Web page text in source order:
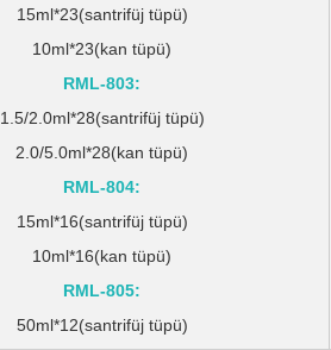
15ml*23(santrifüj tüpü)
10ml*23(kan tüpü)
RML-803:
1.5/2.0ml*28(santrifüj tüpü)
2.0/5.0ml*28(kan tüpü)
RML-804:
15ml*16(santrifüj tüpü)
10ml*16(kan tüpü)
RML-805:
50ml*12(santrifüj tüpü)